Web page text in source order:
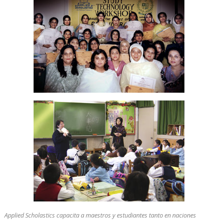
Applied Scholastics capacita a maestros y estudiantes tanto en naciones